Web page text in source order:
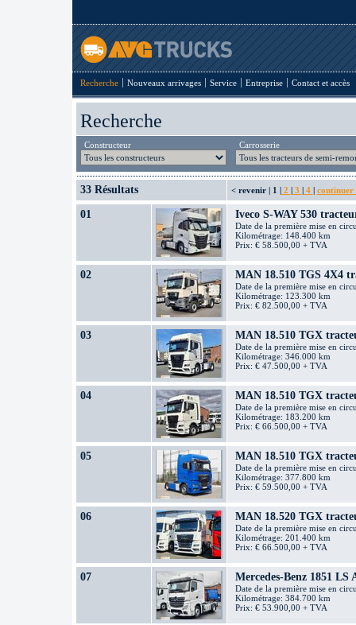
Recherche Nouveaux arrivages Service Entreprise Contact et accès
Recherche
Constructeur Carrosserie
33 Résultats < revenir|1 |2 |3 |4 | continuer
01 Iveco S-WAY 530
Date de la première mise en
Kilométrage: 148.400 km
Prix: € 58.500,00 + TVA
02 MAN 18.510 TGS 4X4
Date de la première mise en
Kilométrage: 123.300 km
Prix: € 82.500,00 + TVA
03 MAN 18.510 TGX
Date de la première mise en
Kilométrage: 346.000 km
Prix: € 47.500,00 + TVA
04 MAN 18.510 TGX
Date de la première mise en
Kilométrage: 183.200 km
Prix: € 66.500,00 + TVA
05 MAN 18.510 TGX
Date de la première mise en
Kilométrage: 377.800 km
Prix: € 59.500,00 + TVA
06 MAN 18.520 TGX
Date de la première mise en
Kilométrage: 201.400 km
Prix: € 66.500,00 + TVA
07 Mercedes-Benz 1851
Date de la première mise en
Kilométrage: 384.700 km
Prix: € 53.900,00 + TVA